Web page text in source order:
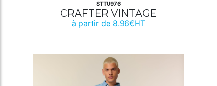
STTU976
CRAFTER VINTAGE
à partir de 8.96€HT